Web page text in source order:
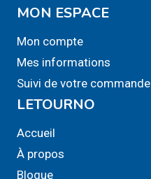
MON ESPACE
Mon compte
Mes informations
Suivi de votre commande
LETOURNO
Accueil
À propos
Blogue